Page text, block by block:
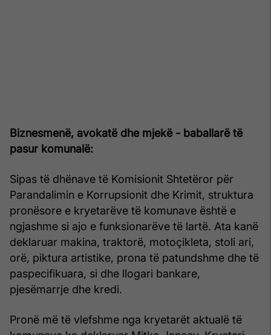
Biznesmenë, avokatë dhe mjekë - baballarë të
pasur komunalë:
Sipas të dhënave të Komisionit Shtetëror për
Parandalimin e Korrupsionit dhe Krimit, struktura
pronësore e kryetarëve të komunave është e
ngjashme si ajo e funksionarëve të lartë. Ata kanë
deklaruar makina, traktorë, motoçikleta, stoli ari,
orë, piktura artistike, prona të patundshme dhe të
paspecifikuara, si dhe llogari bankare,
pjesëmarrje dhe kredi.
Pronë më të vlefshme nga kryetarët aktualë të